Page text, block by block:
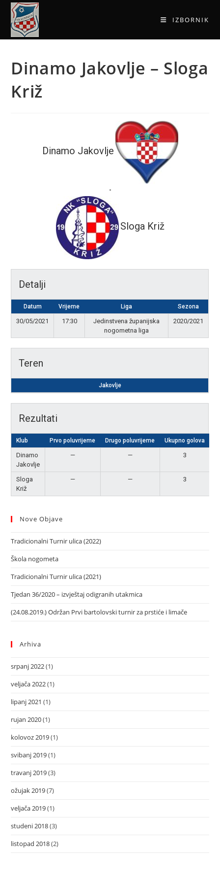
IZBORNIK
Dinamo Jakovlje – Sloga
Križ
Dinamo Jakovlje
-
Sloga Križ
Detalji
Datum Vrijeme Liga Sezona
30/05/2021 17:30
Jedinstvena županijska
nogometna liga
2020/2021
Teren
Jakovlje
Rezultati
Klub Prvo poluvrijeme Drugo poluvrijeme Ukupno golova
Dinamo
Jakovlje
— — 3
Sloga
Križ
— — 3
Nove Objave
Tradicionalni Turnir ulica (2022)
Škola nogometa
Tradicionalni Turnir ulica (2021)
Tjedan 36/2020 – izvještaj odigranih utakmica
(24.08.2019.) Održan Prvi bartolovski turnir za prstiće i limače
Arhiva
srpanj 2022(1)
veljača 2022(1)
lipanj 2021 (1)
rujan 2020(1)
kolovoz 2019(1)
svibanj 2019(1)
travanj 2019(3)
ožujak 2019(7)
veljača 2019(1)
studeni 2018(3)
listopad 2018(2)